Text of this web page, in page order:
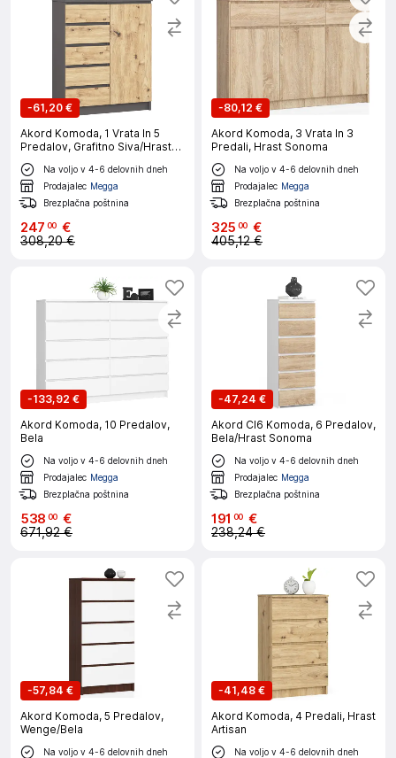
-61,20 €
Akord Komoda, 1 Vrata In 5
Predalov, Grafitno Siva/Hrast
Artisan
Na voljo v 4-6 delovnih dneh
Prodajalec Megga
Brezplačna poštnina
247 00 €
308,20 €
-80,12 €
Akord Komoda, 3 Vrata In 3
Predali, Hrast Sonoma
Na voljo v 4-6 delovnih dneh
Prodajalec Megga
Brezplačna poštnina
325 00 €
405,12 €
-133,92 €
Akord Komoda, 10 Predalov,
Bela
Na voljo v 4-6 delovnih dneh
Prodajalec Megga
Brezplačna poštnina
538 00 €
671,92 €
-47,24 €
Akord Cl6 Komoda, 6 Predalov,
Bela/Hrast Sonoma
Na voljo v 4-6 delovnih dneh
Prodajalec Megga
Brezplačna poštnina
191 00 €
238,24 €
-57,84 €
Akord Komoda, 5 Predalov,
Wenge/Bela
Na voljo v 4-6 delovnih dneh
-41,48 €
Akord Komoda, 4 Predali, Hrast
Artisan
Na voljo v 4-6 delovnih dneh